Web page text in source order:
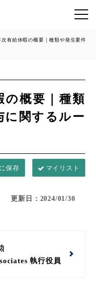
次有給休暇の概要｜種類や発生要件
の概要｜種類
に関するルー
マイリスト
更新日：2024/01/30
執行役員